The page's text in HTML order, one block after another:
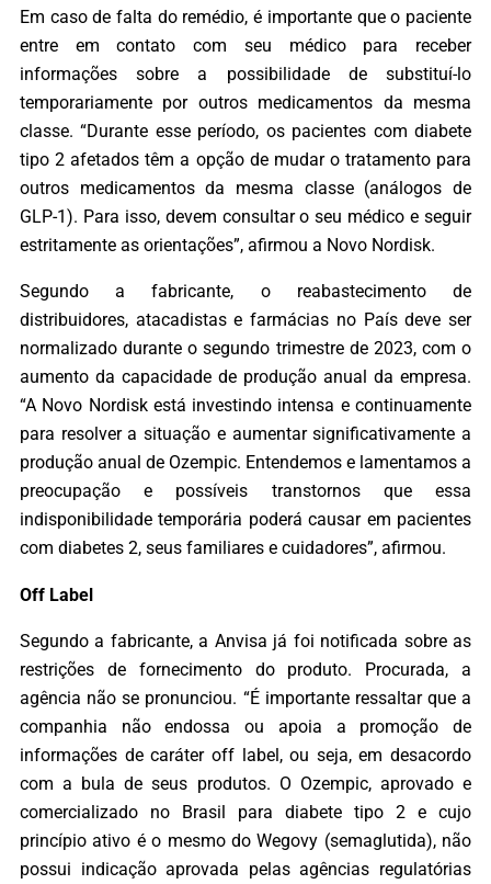
Em caso de falta do remédio, é importante que o paciente
entre em contato com seu médico para receber
informações sobre a possibilidade de substituí-lo
temporariamente por outros medicamentos da mesma
classe. “Durante esse período, os pacientes com diabete
tipo 2 afetados têm a opção de mudar o tratamento para
outros medicamentos da mesma classe (análogos de
GLP-1). Para isso, devem consultar o seu médico e seguir
estritamente as orientações”, afirmou a Novo Nordisk.
Segundo a fabricante, o reabastecimento de
distribuidores, atacadistas e farmácias no País deve ser
normalizado durante o segundo trimestre de 2023, com o
aumento da capacidade de produção anual da empresa.
“A Novo Nordisk está investindo intensa e continuamente
para resolver a situação e aumentar significativamente a
produção anual de Ozempic. Entendemos e lamentamos a
preocupação e possíveis transtornos que essa
indisponibilidade temporária poderá causar em pacientes
com diabetes 2, seus familiares e cuidadores”, afirmou.
Off Label
Segundo a fabricante, a Anvisa já foi notificada sobre as
restrições de fornecimento do produto. Procurada, a
agência não se pronunciou. “É importante ressaltar que a
companhia não endossa ou apoia a promoção de
informações de caráter off label, ou seja, em desacordo
com a bula de seus produtos. O Ozempic, aprovado e
comercializado no Brasil para diabete tipo 2 e cujo
princípio ativo é o mesmo do Wegovy (semaglutida), não
possui indicação aprovada pelas agências regulatórias